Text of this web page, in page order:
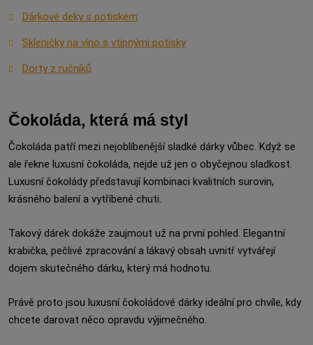
Dárkové deky s potiskem
Skleničky na víno s vtipnými potisky
Dorty z ručníků
Čokoláda, která má styl
Čokoláda patří mezi nejoblíbenější sladké dárky vůbec. Když se
ale řekne luxusní čokoláda, nejde už jen o obyčejnou sladkost.
Luxusní čokolády představují kombinaci kvalitních surovin,
krásného balení a vytříbené chuti.
Takový dárek dokáže zaujmout už na první pohled. Elegantní
krabička, pečlivé zpracování a lákavý obsah uvnitř vytvářejí
dojem skutečného dárku, který má hodnotu.
Právě proto jsou luxusní čokoládové dárky ideální pro chvíle, kdy
chcete darovat něco opravdu výjimečného.